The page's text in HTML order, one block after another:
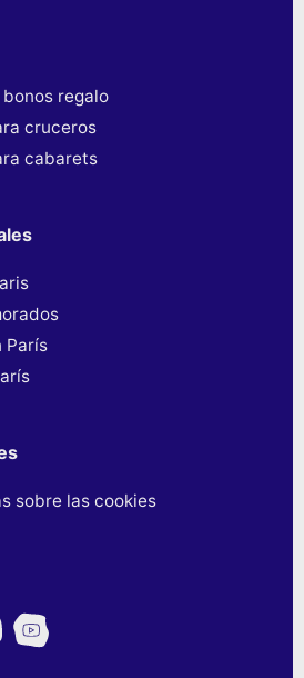
regalo
cruceros
cabarets
París
sobre las cookies